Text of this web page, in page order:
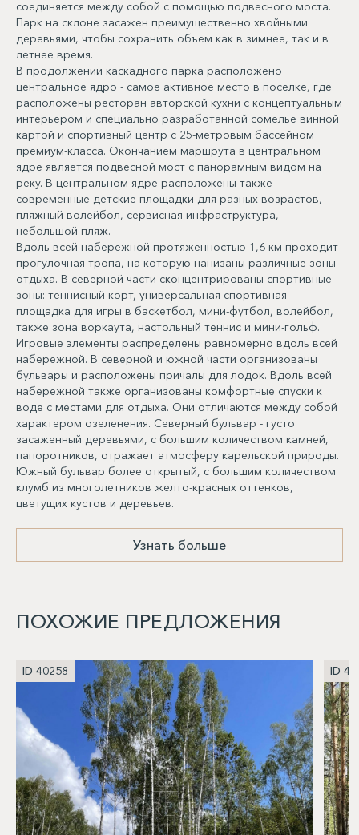
соединяется между собой с помощью подвесного моста.
Парк на склоне засажен преимущественно хвойными
деревьями, чтобы сохранить объем как в зимнее, так и в
летнее время.
В продолжении каскадного парка расположено
центральное ядро - самое активное место в поселке, где
расположены ресторан авторской кухни с концептуальным
интерьером и специально разработанной сомелье винной
картой и спортивный центр с 25-метровым бассейном
премиум-класса. Окончанием маршрута в центральном
ядре является подвесной мост с панорамным видом на
реку. В центральном ядре расположены также
современные детские площадки для разных возрастов,
пляжный волейбол, сервисная инфраструктура,
небольшой пляж.
Вдоль всей набережной протяженностью 1,6 км проходит
прогулочная тропа, на которую нанизаны различные зоны
отдыха. В северной части сконцентрированы спортивные
зоны: теннисный корт, универсальная спортивная
площадка для игры в баскетбол, мини-футбол, волейбол,
также зона воркаута, настольный теннис и мини-гольф.
Игровые элементы распределены равномерно вдоль всей
набережной. В северной и южной части организованы
бульвары и расположены причалы для лодок. Вдоль всей
набережной также организованы комфортные спуски к
воде с местами для отдыха. Они отличаются между собой
характером озеленения. Северный бульвар - густо
засаженный деревьями, с большим количеством камней,
папоротников, отражает атмосферу карельской природы.
Южный бульвар более открытый, с большим количеством
клумб из многолетников желто-красных оттенков,
цветущих кустов и деревьев.
Узнать больше
ПОХОЖИЕ ПРЕДЛОЖЕНИЯ
ID 40258 ID